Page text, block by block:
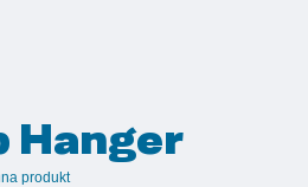
Hanger
produkt